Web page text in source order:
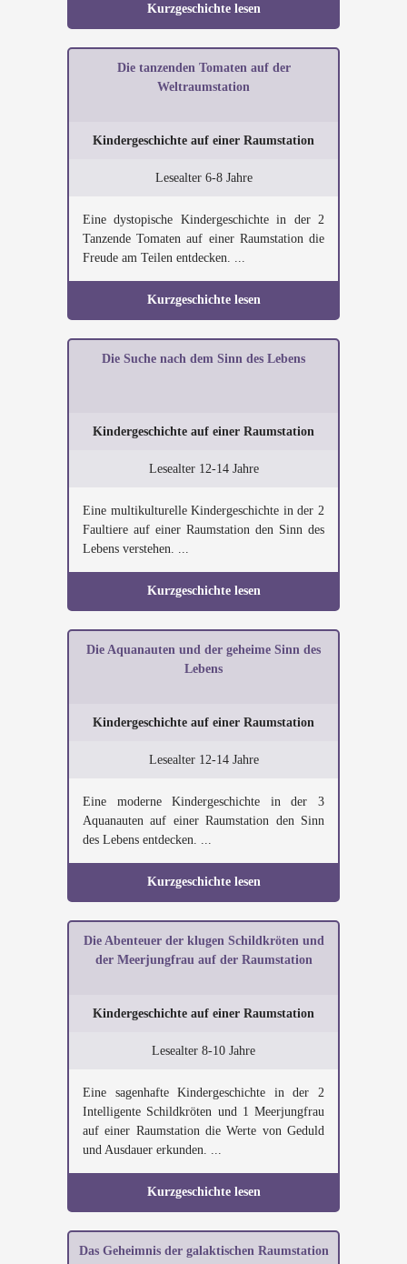
Kurzgeschichte lesen
Die tanzenden Tomaten auf der
Weltraumstation
Kindergeschichte auf einer Raumstation
Lesealter 6-8 Jahre
Eine dystopische Kindergeschichte in der 2
Tanzende Tomaten auf einer Raumstation die
Freude am Teilen entdecken. ...
Kurzgeschichte lesen
Die Suche nach dem Sinn des Lebens
Kindergeschichte auf einer Raumstation
Lesealter 12-14 Jahre
Eine multikulturelle Kindergeschichte in der 2
Faultiere auf einer Raumstation den Sinn des
Lebens verstehen. ...
Kurzgeschichte lesen
Die Aquanauten und der geheime Sinn des
Lebens
Kindergeschichte auf einer Raumstation
Lesealter 12-14 Jahre
Eine moderne Kindergeschichte in der 3
Aquanauten auf einer Raumstation den Sinn
des Lebens entdecken. ...
Kurzgeschichte lesen
Die Abenteuer der klugen Schildkröten und
der Meerjungfrau auf der Raumstation
Kindergeschichte auf einer Raumstation
Lesealter 8-10 Jahre
Eine sagenhafte Kindergeschichte in der 2
Intelligente Schildkröten und 1 Meerjungfrau
auf einer Raumstation die Werte von Geduld
und Ausdauer erkunden. ...
Kurzgeschichte lesen
Das Geheimnis der galaktischen Raumstation